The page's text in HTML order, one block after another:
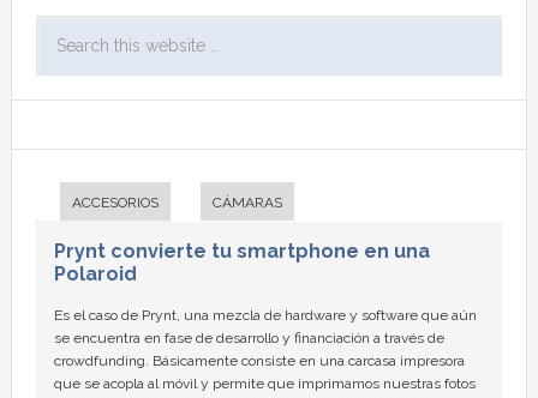
ACCESORIOS CÁMARAS
Prynt convierte tu smartphone en una
Polaroid
Es el caso de Prynt, una mezcla de hardware y software que aún
se encuentra en fase de desarrollo y financiación a través de
crowdfunding. Básicamente consiste en una carcasa impresora
que se acopla al móvil y permite que imprimamos nuestras fotos